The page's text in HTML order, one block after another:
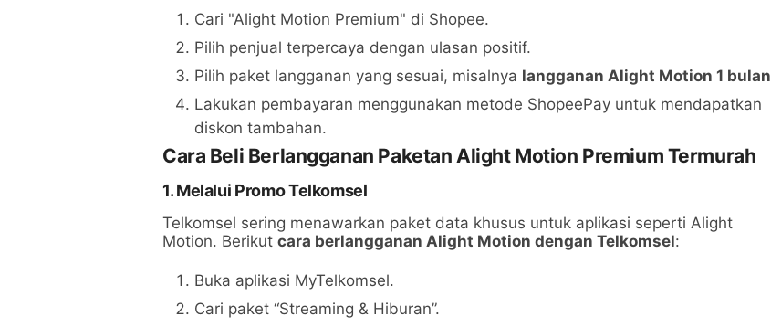
Cari "Alight Motion Premium" di Shopee.
Pilih penjual terpercaya dengan ulasan positif.
Pilih paket langganan yang sesuai, misalnya langganan Alight Motion 1 bulan
Lakukan pembayaran menggunakan metode ShopeePay untuk mendapatkan
diskon tambahan.
Cara Beli Berlangganan Paketan Alight Motion Premium Termurah
1.Melalui Promo Telkomsel
Telkomsel sering menawarkan paket data khusus untuk aplikasi seperti Alight
Motion. Berikut cara berlangganan Alight Motion dengan Telkomsel:
Buka aplikasi MyTelkomsel.
Cari paket “Streaming & Hiburan”.